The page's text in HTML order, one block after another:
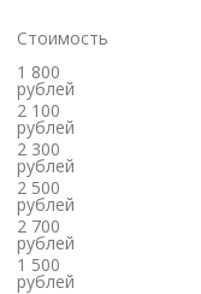
Стоимость
1 800
рублей
2 100
рублей
2 300
рублей
2 500
рублей
2 700
рублей
1 500
рублей